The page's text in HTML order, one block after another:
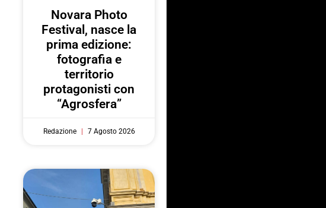
Novara Photo
Festival, nasce la
prima edizione:
fotografia e
territorio
protagonisti con
“Agrosfera”
Redazione 7 Agosto 2026